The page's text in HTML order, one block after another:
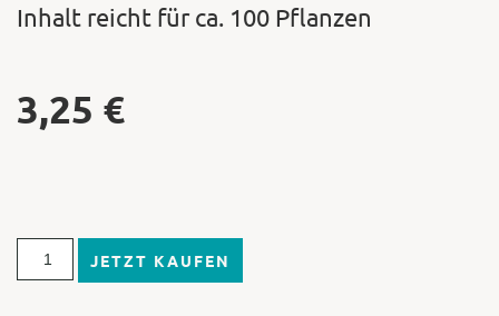
Inhalt reicht für ca. 100 Pflanzen
3,25 €
JETZT KAUFEN